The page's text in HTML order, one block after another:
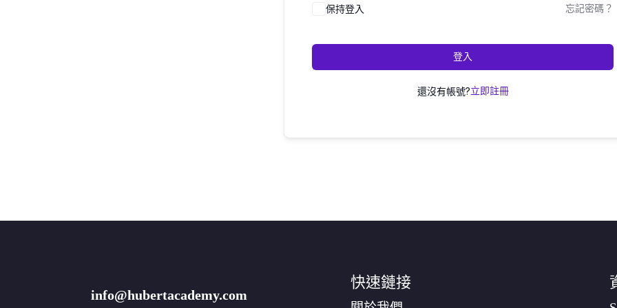
保持登入 忘記密碼？
登入
還沒有帳號?立即註冊
info@hubertacademy.com
快速鏈接